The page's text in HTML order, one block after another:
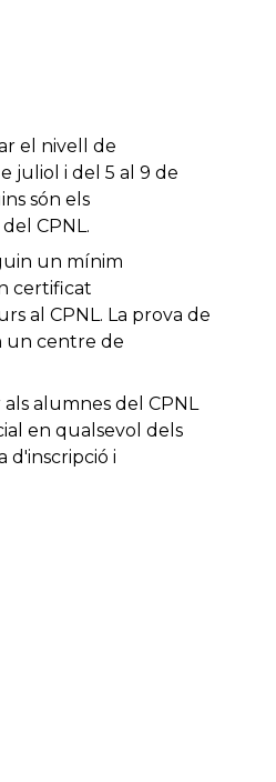
el nivell de
juliol i del 5 al 9 de
són els
CPNL.
un mínim
certificat
al CPNL. La prova de
un centre de
alumnes del CPNL
en qualsevol dels
d'inscripció i